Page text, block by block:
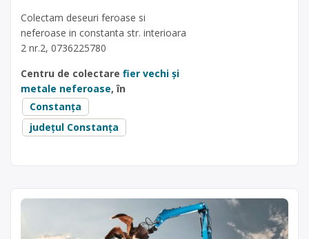
Colectam deseuri feroase si
neferoase in constanta str. interioara
2 nr.2, 0736225780
Centru de colectare fier vechi și
metale neferoase, în
Constanța
județul Constanța